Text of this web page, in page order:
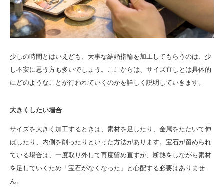
少しの時間とはいえども、大事な結婚指輪を加工してもらうのは、少
し不安に思う方も多いでしょう。ここからは、サイズ直しとは具体的
にどのようなことが行われていくのかを詳しく説明していきます。
大きくしたい場合
サイズを大きく加工するときは、素材を足したり、金属をたたいて伸
ばしたり、内側を削ったりといった方法があります。宝石が留められ
ている場合は、一度取り外して再度留め直すか、断熱をしながら素材
を足していくため「宝石がなくなった」と心配する必要はありませ
ん。